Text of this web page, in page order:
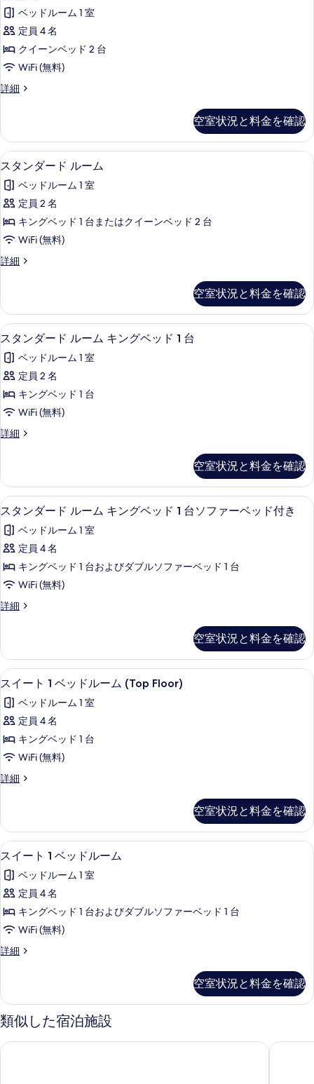
リ
ー
室
の
り
込
み
ン
ダ
ー
ド
ー
ク
イ
ー
ン
ベ
ッ
ド
2
す
べ
て
の
写
真
を
表
す
る
ベッドルーム 1 室
定員 4 名
クイーンベッド 2 台
WiFi (無料)
詳細
ス
ー
ド
ル
ム
ク
ー
ン
ッ
の
詳
細
空室状況と料金を確認
ス
タ
ン
ダ
ー
ル
ム
の
す
べ
て
の
写
真
示
す
る
セーフティボックス (室内)、デスク
7
スタンダード ルーム
ベッドルーム 1 室
定員 2 名
キングベッド 1 台またはクイーンベッド 2 台
WiFi (無料)
詳細
ス
ー
ド
ル
ム
の
細
空室状況と料金を確認
ス
タ
ン
ダ
ー
ル
ム
キ
ン
グ
ベ
ッ
ド
1
す
べ
て
の
写
真
を
表
す
る
セーフティボックス (室内)、デスク
7
スタンダード ルーム キングベッド 1 台
ベッドルーム 1 室
定員 2 名
キングベッド 1 台
WiFi (無料)
詳細
ス
ー
ド
ル
ム
キ
グ
ベ
ド
詳
細
空室状況と料金を確認
ス
タ
ン
ダ
ー
ル
ム
キ
ン
グ
ベ
ッ
ド
1
フ
ァ
ー
ベ
ッ
ド
付
き
す
べ
て
の
スタンダード ルーム キングベッド
7
スタンダード ルーム キングベッド 1 台ソファーベッド付き
ベッドルーム 1 室
定員 4 名
キングベッド 1 台およびダブルソファーベッド 1 台
WiFi (無料)
詳細
ス
ー
ド
ル
ム
キ
グ
ベ
ド
フ
ァ
ー
ベ
ッ
ド
付
の
詳
細
空室状況と料金を確認
ス
イ
ー
ト
1
ベ
ッ
ル
ー
ム
(Top
Floor)
の
す
べ
写
真
表
セーフティボックス (室内)、デスク
4
スイート 1 ベッドルーム (Top Floor)
ベッドルーム 1 室
定員 4 名
キングベッド 1 台
WiFi (無料)
詳細
ス
1
ベ
ッ
ル
ー
(Top
Floor)
詳
空室状況と料金を確認
ス
イ
ー
ト
1
ベ
ッ
ル
ー
ム
の
セーフティボックス (室内)、デスク
7
スイート 1 ベッドルーム
ベッドルーム 1 室
定員 4 名
キングベッド 1 台およびダブルソファーベッド 1 台
WiFi (無料)
詳細
ス
1
ベ
ッ
ル
空室状況と料金を確認
類似した宿泊施設
コートヤード バイ マリオット オークランド エアポートハンプ